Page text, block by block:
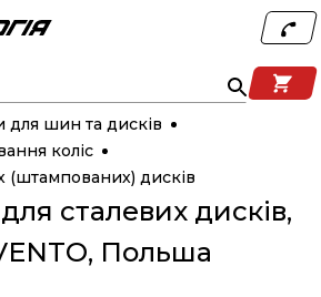
для шин та дисків
коліс
(штампованих) дисків
сталевих дисків,
Польша